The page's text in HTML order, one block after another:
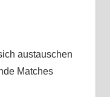
austauschen
Matches